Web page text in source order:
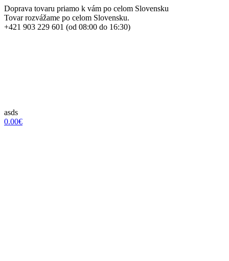
Doprava tovaru priamo k vám po celom Slovensku
Tovar rozvážame po celom Slovensku.
+421 903 229 601 (od 08:00 do 16:30)
asds
0.00€